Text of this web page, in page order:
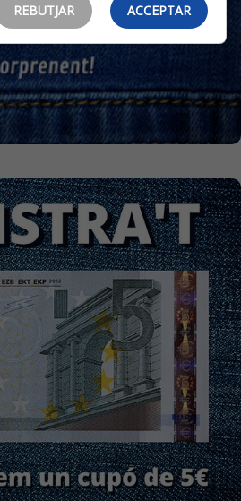
REBUTJAR ACCEPTAR